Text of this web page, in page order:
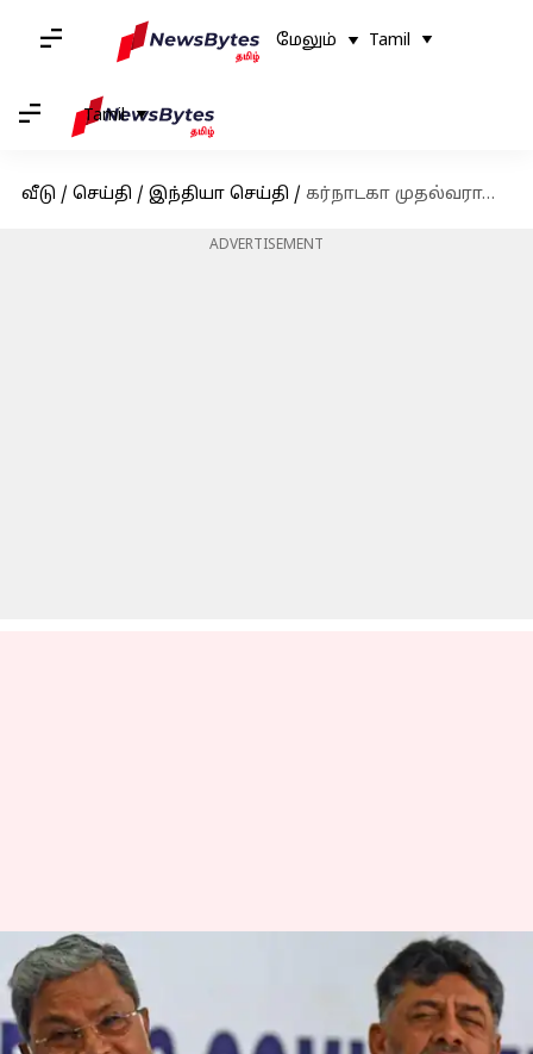
மேலும் Tamil
Tamil
வீடு / செய்தி / இந்தியா செய்தி / கர்நாடகா முதல்வராகிறார் சித்தராமையா - காங்கிரஸ் தலைமை முடிவு
ADVERTISEMENT
கர்நாடகா முதல்வராகிறார்
சித்தராமையா - காங்கிரஸ்
தலைமை முடிவு